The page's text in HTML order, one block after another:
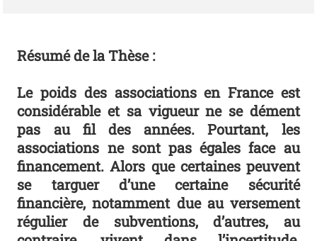
Résumé de la Thèse :
Le poids des associations en France est
considérable et sa vigueur ne se dément
pas au fil des années. Pourtant, les
associations ne sont pas égales face au
financement. Alors que certaines peuvent
se targuer d’une certaine sécurité
financière, notamment due au versement
régulier de subventions, d’autres, au